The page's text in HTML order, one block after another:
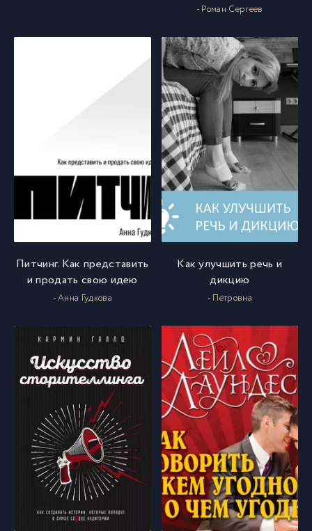
- Роман Сергеев
Питчинг. Как представить
и продать свою идею
- Анна Гудкова
Как улучшить речь и
дикцию
- Петровна